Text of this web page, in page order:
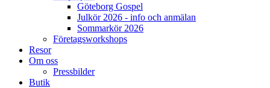
Göteborg Gospel
Julkör 2026 - info och anmälan
Sommarkör 2026
Företagsworkshops
Resor
Om oss
Pressbilder
Butik